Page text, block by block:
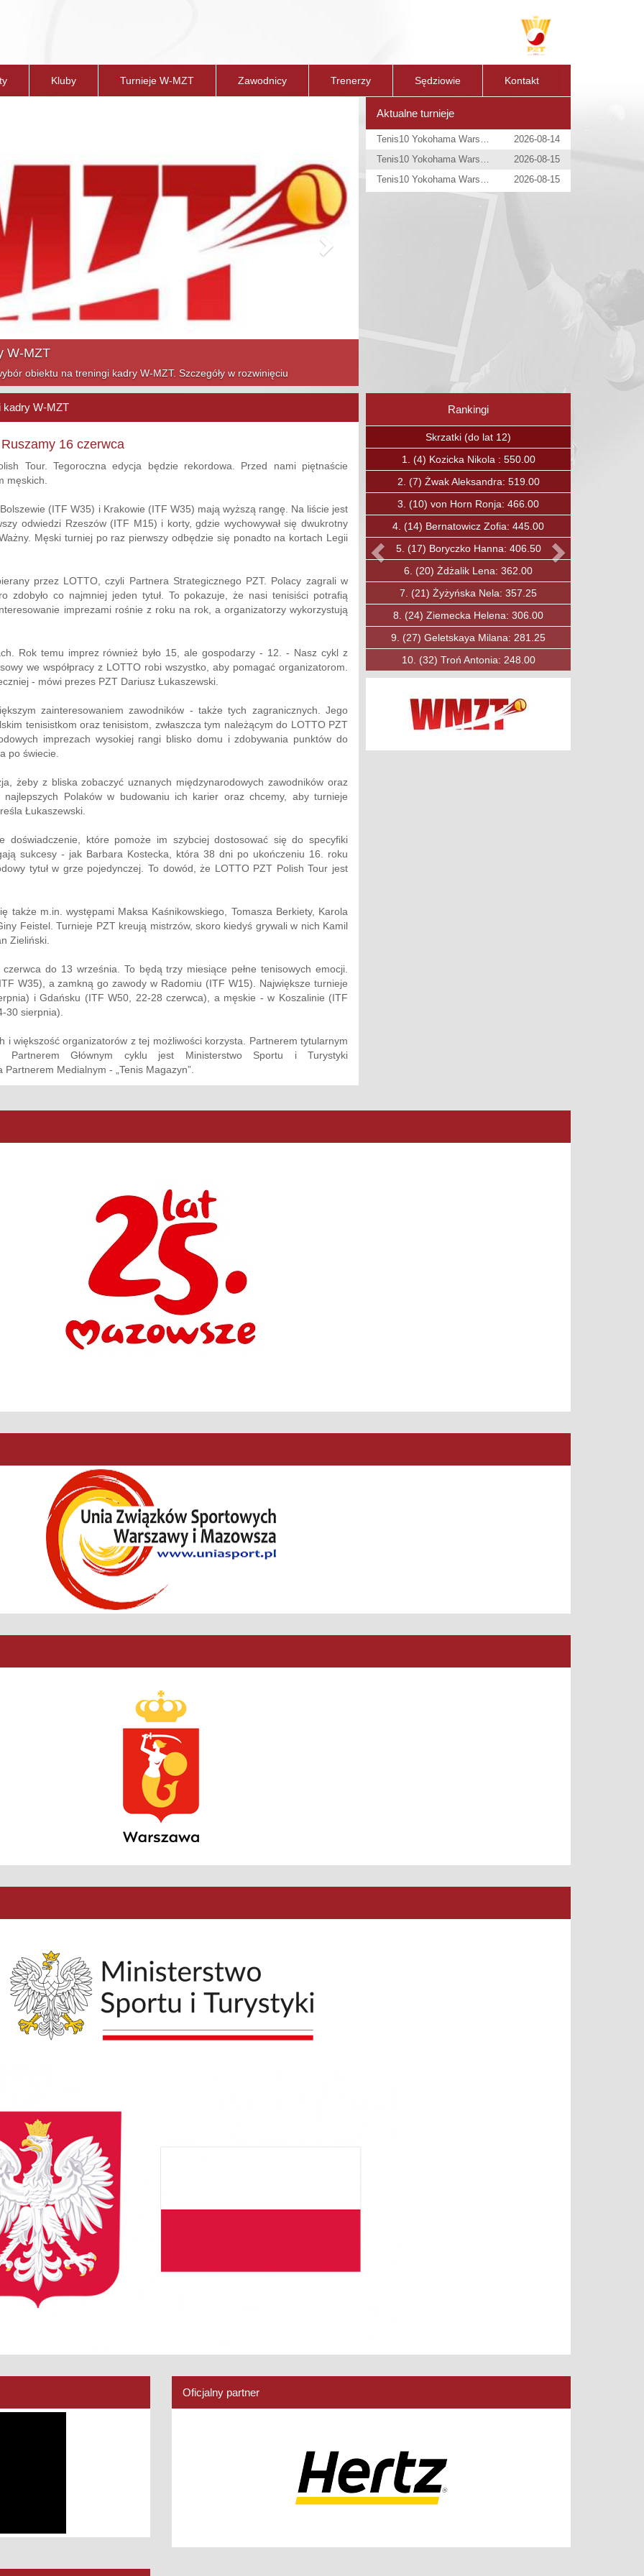
Kluby Turnieje W-MZT Zawodnicy Trenerzy Sędziowie Kontakt
sezonie! Szczegóły w rozwinięciu
Aktualne turnieje
Tenis10 Yokohama Warsaw Open
2026-08-14
Tenis10 Yokohama Warsaw Open
2026-08-15
Tenis10 Yokohama Warsaw Open
2026-08-15
kadry W-MZT
16 czerwca
Tour. Tegoroczna edycja będzie rekordowa. Przed nami piętnaście
męskich.
(ITF W35) i Krakowie (ITF W35) mają wyższą rangę. Na liście jest
odwiedzi Rzeszów (ITF M15) i korty, gdzie wychowywał się dwukrotny
Męski turniej po raz pierwszy odbędzie się ponadto na kortach Legii
przez LOTTO, czyli Partnera Strategicznego PZT. Polacy zagrali w
zdobyło co najmniej jeden tytuł. To pokazuje, że nasi tenisiści potrafią
imprezami rośnie z roku na rok, a organizatorzy wykorzystują
Rok temu imprez również było 15, ale gospodarzy - 12. - Nasz cykl z
we współpracy z LOTTO robi wszystko, aby pomagać organizatorom.
- mówi prezes PZT Dariusz Łukaszewski.
zainteresowaniem zawodników - także tych zagranicznych. Jego
tenisistkom oraz tenisistom, zwłaszcza tym należącym do LOTTO PZT
imprezach wysokiej rangi blisko domu i zdobywania punktów do
po świecie.
żeby z bliska zobaczyć uznanych międzynarodowych zawodników oraz
najlepszych Polaków w budowaniu ich karier oraz chcemy, aby turnieje
Łukaszewski.
doświadczenie, które pomoże im szybciej dostosować się do specyfiki
sukcesy - jak Barbara Kostecka, która 38 dni po ukończeniu 16. roku
tytuł w grze pojedynczej. To dowód, że LOTTO PZT Polish Tour jest
także m.in. występami Maksa Kaśnikowskiego, Tomasza Berkiety, Karola
Feistel. Turnieje PZT kreują mistrzów, skoro kiedyś grywali w nich Kamil
Zieliński.
do 13 września. To będą trzy miesiące pełne tenisowych emocji.
W35), a zamkną go zawody w Radomiu (ITF W15). Największe turnieje
i Gdańsku (ITF W50, 22-28 czerwca), a męskie - w Koszalinie (ITF
30 sierpnia).
i większość organizatorów z tej możliwości korzysta. Partnerem tytularnym
Głównym cyklu jest Ministerstwo Sportu i Turystyki
Medialnym - „Tenis Magazyn”.
Rankingi
Skrzaty (do lat 12)
1.(15)Boguc Jan: 375.00
2. (23) Kavalchuk Andrei: 336.75
3. (27) Ćwirta Mateusz: 319.00
4.(30)Soska Fryderyk: 303.00
5.(31)Ozkan Baha: 297.00
(33)Lewandowski Maciej: 284.00
7.(40)Jobda Aleksander: 250.00
8.(49)Mysiak Maciej: 210.00
9.(50)Rybicki Konrad: 206.00
10. (53) Księżak Filip: 197.00
Poprzedni
Oficjalny partner